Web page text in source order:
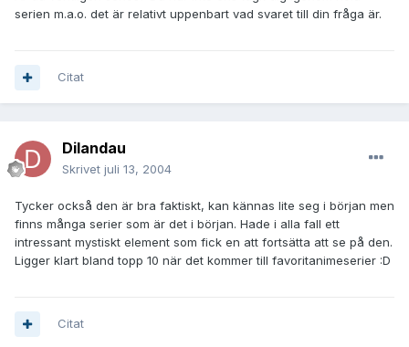
serien m.a.o. det är relativt uppenbart vad svaret till din fråga är.
Citat
Dilandau
Skrivet juli 13, 2004
Tycker också den är bra faktiskt, kan kännas lite seg i början men
finns många serier som är det i början. Hade i alla fall ett
intressant mystiskt element som fick en att fortsätta att se på den.
Ligger klart bland topp 10 när det kommer till favoritanimeserier :D
Citat